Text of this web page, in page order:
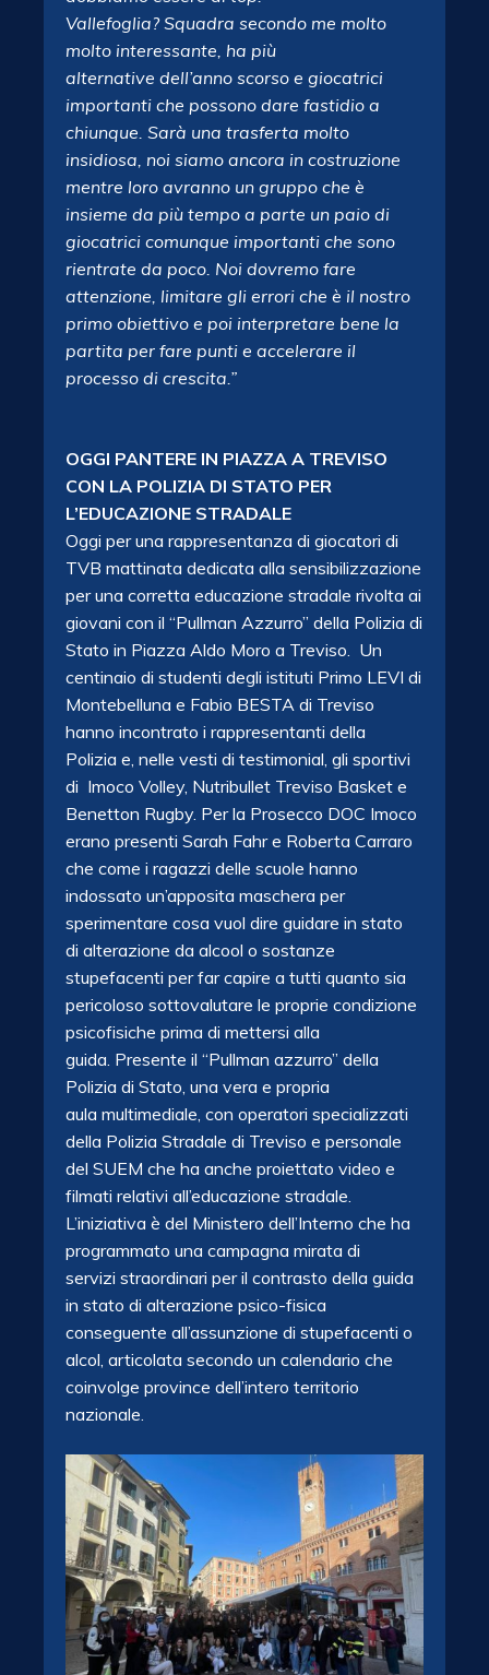
Vallefoglia? Squadra secondo me molto
molto interessante, ha più
alternative dell’anno scorso e giocatrici
importanti che possono dare fastidio a
chiunque. Sarà una trasferta molto
insidiosa, noi siamo ancora in costruzione
mentre loro avranno un gruppo che è
insieme da più tempo a parte un paio di
giocatrici comunque importanti che sono
rientrate da poco. Noi dovremo fare
attenzione, limitare gli errori che è il nostro
primo obiettivo e poi interpretare bene la
partita per fare punti e accelerare il
processo di crescita.”
OGGI PANTERE IN PIAZZA A TREVISO
CON LA POLIZIA DI STATO PER
L’EDUCAZIONE STRADALE
Oggi per una rappresentanza di giocatori di
TVB mattinata dedicata alla sensibilizzazione
per una corretta educazione stradale rivolta ai
giovani con il “Pullman Azzurro” della Polizia di
Stato in Piazza Aldo Moro a Treviso. Un
centinaio di studenti degli istituti Primo LEVI di
Montebelluna e Fabio BESTA di Treviso
hanno incontrato i rappresentanti della
Polizia e, nelle vesti di testimonial, gli sportivi
di Imoco Volley, Nutribullet Treviso Basket e
Benetton Rugby. Per la Prosecco DOC Imoco
erano presenti Sarah Fahr e Roberta Carraro
che come i ragazzi delle scuole hanno
indossato un’apposita maschera per
sperimentare cosa vuol dire guidare in stato
di alterazione da alcool o sostanze
stupefacenti per far capire a tutti quanto sia
pericoloso sottovalutare le proprie condizione
psicofisiche prima di mettersi alla
guida. Presente il “Pullman azzurro” della
Polizia di Stato, una vera e propria
aula multimediale, con operatori specializzati
della Polizia Stradale di Treviso e personale
del SUEM che ha anche proiettato video e
filmati relativi all’educazione stradale.
L’iniziativa è del Ministero dell’Interno che ha
programmato una campagna mirata di
servizi straordinari per il contrasto della guida
in stato di alterazione psico-fisica
conseguente all’assunzione di stupefacenti o
alcol, articolata secondo un calendario che
coinvolge province dell’intero territorio
nazionale.